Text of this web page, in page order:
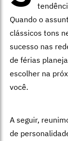
Quando o
clássicos tons
sucesso nas
de férias
escolher na
você.
A seguir,
de